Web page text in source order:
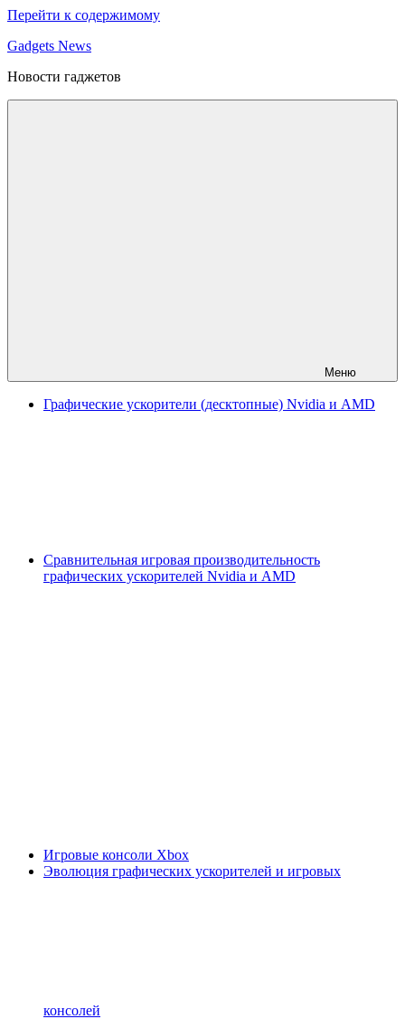
Перейти к содержимому
Gadgets News
Новости гаджетов
Меню
Графические ускорители (десктопные) Nvidia и AMD
Сравнительная игровая производительность
графических ускорителей Nvidia и AMD
Игровые консоли Xbox
Эволюция графических ускорителей и игровых
консолей